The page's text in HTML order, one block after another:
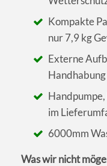
Kompakte
nur 7,9 kg
Externe
Handhabung
im
6000mm
Was wir nicht